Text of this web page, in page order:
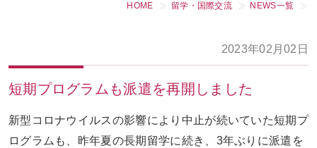
HOME 留学・国際交流 NEWS一覧
2023年02月02日
短期プログラムも派遣を再開しました
新型コロナウイルスの影響により中止が続いていた短期プ
ログラムも、昨年夏の長期留学に続き、3年ぶりに派遣を